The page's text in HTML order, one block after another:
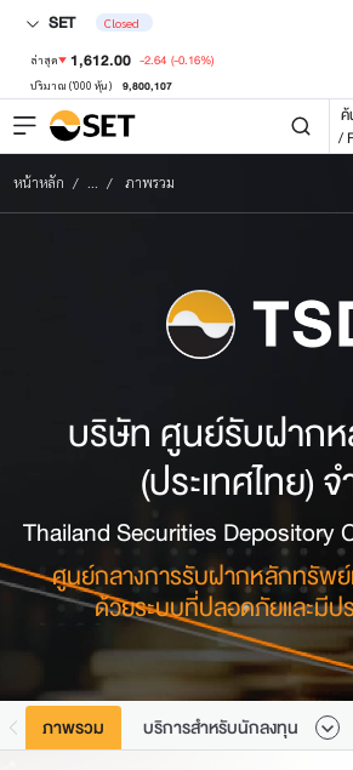
SET Closed
ล่าสุด 1,612.00 -2.64 (-0.16%)
ปริมาณ ('000 หุ้น) 9,800,107
/
หน้าหลัก ... ภาพรวม
บริษัท ศูนย์รับฝาก
(ประเทศไทย)
Thailand Securities Depository
ศูนย์กลางการรับฝากหลักทรัพย์
ด้วยระบบที่ปลอดภัยและมี
ภาพรวม บริการสำหรับนักลงทุน